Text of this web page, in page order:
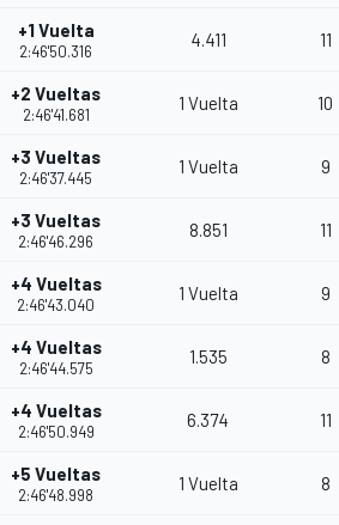
+1 Vuelta
2:46'50.316
4.411 11
+2 Vueltas
2:46'41.681
1 Vuelta 10
+3 Vueltas
2:46'37.445
1 Vuelta 9
+3 Vueltas
2:46'46.296
8.851 11
+4 Vueltas
2:46'43.040
1 Vuelta 9
+4 Vueltas
2:46'44.575
1.535 8
+4 Vueltas
2:46'50.949
6.374 11
+5 Vueltas
2:46'48.998
1 Vuelta 8